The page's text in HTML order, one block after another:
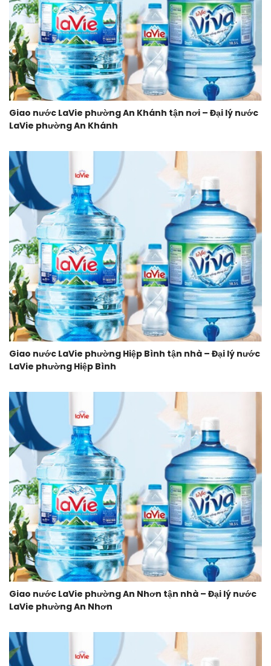
Giao nước LaVie phường An Khánh tận nơi – Đại lý nước
LaVie phường An Khánh
Giao nước LaVie phường Hiệp Bình tận nhà – Đại lý nước
LaVie phường Hiệp Bình
Giao nước LaVie phường An Nhơn tận nhà – Đại lý nước
LaVie phường An Nhơn